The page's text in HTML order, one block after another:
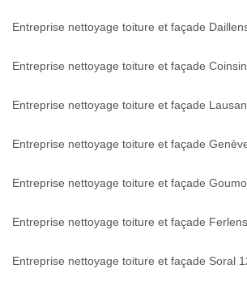
Entreprise nettoyage toiture et façade
Entreprise nettoyage toiture et façade
Entreprise nettoyage toiture et façade
Entreprise nettoyage toiture et façade
Entreprise nettoyage toiture et façade
Entreprise nettoyage toiture et façade
Entreprise nettoyage toiture et façade Soral